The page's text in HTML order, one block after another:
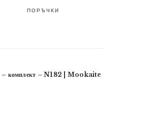
ПОРЪЧКИ
– комплект – N182 | Mookaite